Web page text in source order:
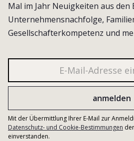
Mal im Jahr Neuigkeiten aus den
Unternehmensnachfolge,
Gesellschafterkompetenz und
Mit der Übermittlung Ihrer E-Mail zur
Datenschutz- und Cookie-Bestimmungen
einverstanden.